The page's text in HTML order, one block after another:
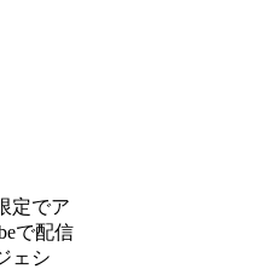
定でア
で配信
ェシ